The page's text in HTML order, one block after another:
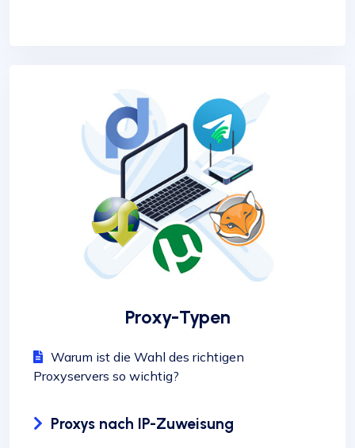
Proxy-Typen
Warum ist die Wahl des richtigen
Proxyservers so wichtig?
Proxys nach IP-Zuweisung